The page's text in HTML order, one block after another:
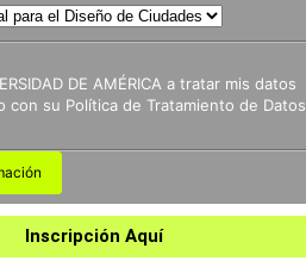
DE AMÉRICA a tratar mis datos
con su Política de Tratamiento de Datos
Inscripción Aquí